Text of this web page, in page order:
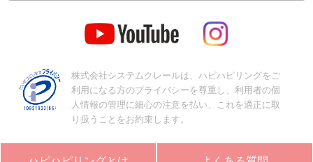
株式会社システムクレールは、ハピハピリングをご
利用になる方のプライバシーを尊重し、利用者の個
人情報の管理に細心の注意を払い、これを適正に取
り扱うことをお約束します。